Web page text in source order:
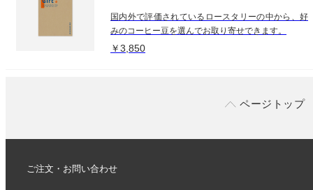
国内外で評価されているロースタリーの中から、好
みのコーヒー豆を選んでお取り寄せできます。
￥3,850
ページトップ
ご注文・お問い合わせ